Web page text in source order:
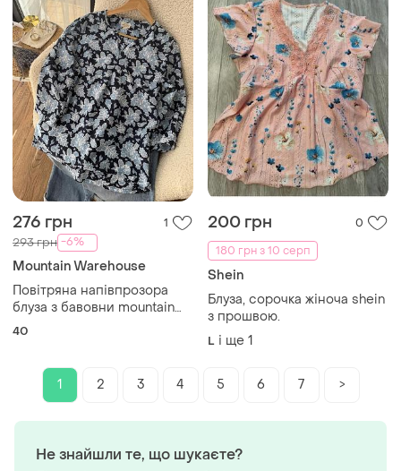
276 грн 1
293 грн -6%
Mountain Warehouse
Повітряна напівпрозора
блуза з бавовни mountain
warehouse, 40р
40
200 грн
0
180 грн з 10 серп
Shein
Блуза, сорочка жіноча shein
з прошвою.
L і ще 1
1 2 3 4 5 6 7 >
Не знайшли те, що шукаєте?